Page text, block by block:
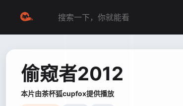
偷窥者2012
本片由茶杯狐cupfox提供播放